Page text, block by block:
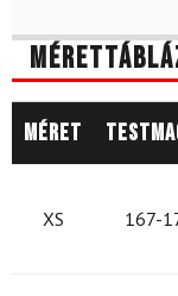
Méret
XS 167-